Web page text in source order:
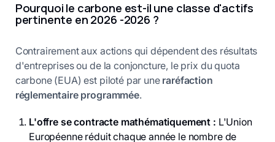
Pourquoi le carbone est-il une classe d'actifs
pertinente en 2026 -2026 ?
Contrairement aux actions qui dépendent des résultats
d'entreprises ou de la conjoncture, le prix du quota
carbone (EUA) est piloté par une raréfaction
réglementaire programmée.
L'offre se contracte mathématiquement : L'Union
Européenne réduit chaque année le nombre de